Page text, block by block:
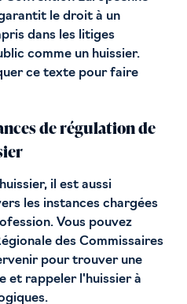
le droit à un
dans les litiges
comme un huissier.
ce texte pour faire
de régulation de
il est aussi
les instances chargées
Vous pouvez
des Commissaires
pour trouver une
et rappeler l'huissier à